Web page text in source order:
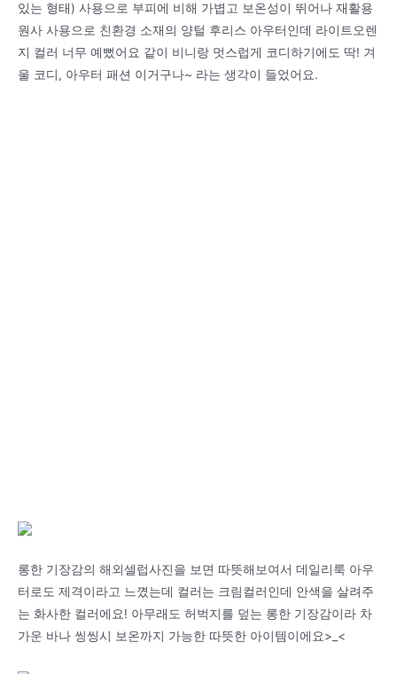
있는 형태) 사용으로 부피에 비해 가볍고 보온성이 뛰어나 재활용
원사 사용으로 친환경 소재의 양털 후리스 아우터인데 라이트오렌
지 컬러 너무 예뻤어요 같이 비니랑 멋스럽게 코디하기에도 딱! 겨
울 코디, 아우터 패션 이거구나~ 라는 생각이 들었어요.
롱한 기장감의 해외셀럽사진을 보면 따뜻해보여서 데일리룩 아우
터로도 제격이라고 느꼈는데 컬러는 크림컬러인데 안색을 살려주
는 화사한 컬러에요! 아무래도 허벅지를 덮는 롱한 기장감이라 차
가운 바나 씽씽시 보온까지 가능한 따뜻한 아이템이에요>_<